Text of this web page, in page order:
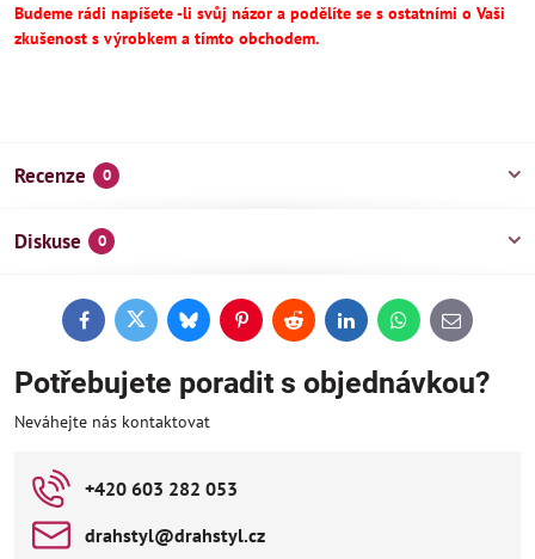
Budeme rádi napíšete -li svůj názor a podělíte se s ostatními o Vaši
zkušenost s výrobkem a tímto obchodem.
Recenze 0
Diskuse 0
FacebookTwitterBlueskyPinterestReddit LinkedInWhatsApp
E-
mail
Potřebujete poradit s objednávkou?
Neváhejte nás kontaktovat
+420 603 282 053
drahstyl​@drahstyl​.cz